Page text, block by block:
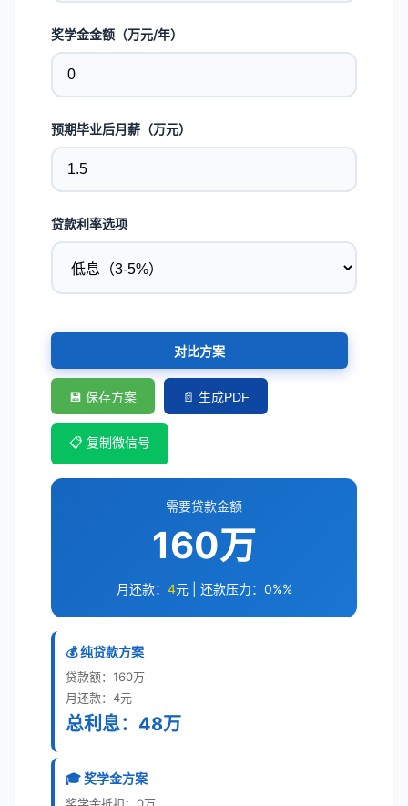
奖学金金额（万元/年）
预期毕业后月薪（万元）
贷款利率选项
对比方案
💾 保存方案 📄 生成PDF
📋 复制微信号
需要贷款金额
160万
月还款： 4元 | 还款压力： 0%%
💰 纯贷款方案
贷款额：160万
月还款：4元
总利息：48万
🎓 奖学金方案